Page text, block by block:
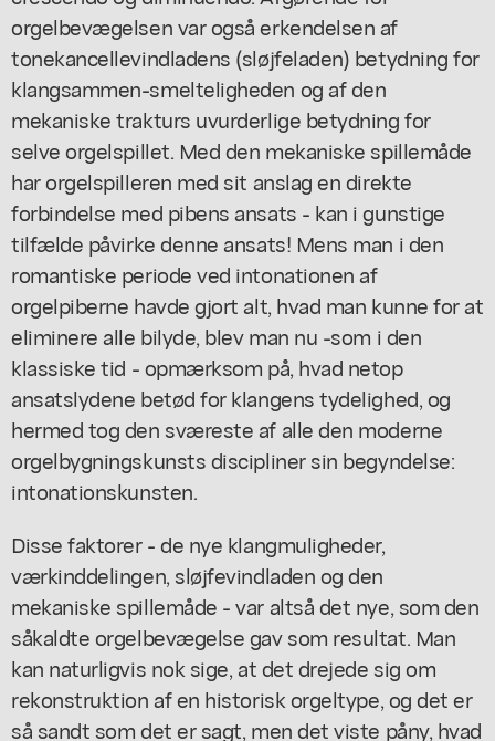
orgelbevægelsen var også erkendelsen af
tonekancellevindladens (sløjfeladen) betydning for
klangsammen-smelteligheden og af den
mekaniske trakturs uvurderlige betydning for
selve orgelspillet. Med den mekaniske spillemåde
har orgelspilleren med sit anslag en direkte
forbindelse med pibens ansats - kan i gunstige
tilfælde påvirke denne ansats! Mens man i den
romantiske periode ved intonationen af
orgelpiberne havde gjort alt, hvad man kunne for at
eliminere alle bilyde, blev man nu -som i den
klassiske tid - opmærksom på, hvad netop
ansatslydene betød for klangens tydelighed, og
hermed tog den sværeste af alle den moderne
orgelbygningskunsts discipliner sin begyndelse:
intonationskunsten.
Disse faktorer - de nye klangmuligheder,
værkinddelingen, sløjfevindladen og den
mekaniske spillemåde - var altså det nye, som den
såkaldte orgelbevægelse gav som resultat. Man
kan naturligvis nok sige, at det drejede sig om
rekonstruktion af en historisk orgeltype, og det er
så sandt som det er sagt, men det viste påny, hvad